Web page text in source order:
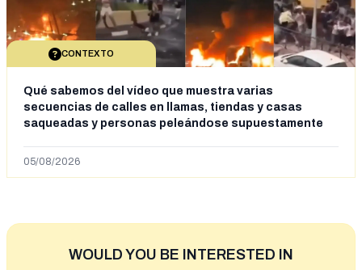
CONTEXTO
Qué sabemos del vídeo que muestra varias
secuencias de calles en llamas, tiendas y casas
saqueadas y personas peleándose supuestamente
situación irregular a Ceuta
05/08/2026
WOULD YOU BE INTERESTED IN